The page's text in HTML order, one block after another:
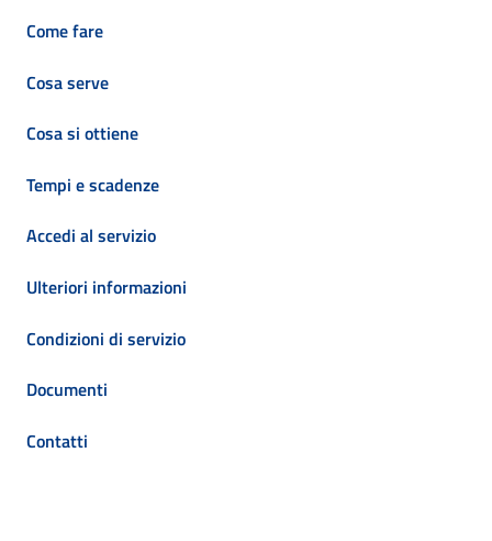
Come fare
Cosa serve
Cosa si ottiene
Tempi e scadenze
Accedi al servizio
Ulteriori informazioni
Condizioni di servizio
Documenti
Contatti